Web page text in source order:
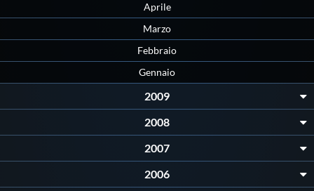
Aprile
Marzo
Febbraio
Gennaio
2009
2008
2007
2006